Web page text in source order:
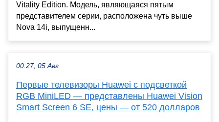
Vitality Edition. Модель, являющаяся пятым
представителем серии, расположена чуть выше
Nova 14i, выпущенн...
00:27, 05 Авг
Первые телевизоры Huawei с подсветкой
RGB MiniLED — представлены Huawei Vision
Smart Screen 6 SE, цены — от 520 долларов